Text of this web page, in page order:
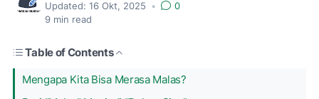
Updated: 16 Okt, 2025 •
0
9 min read
Table of Contents
Mengapa Kita Bisa Merasa Malas?